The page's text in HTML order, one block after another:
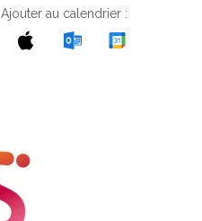
Ajouter au calendrier :